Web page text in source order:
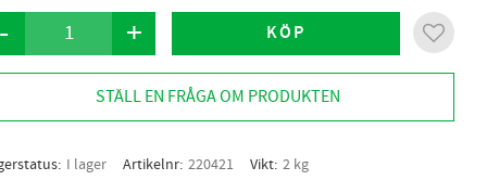
+
- KÖP Lägg
STÄLL EN FRÅGA OM PRODUKTEN
I lager Artikelnr 220421 Vikt 2 kg